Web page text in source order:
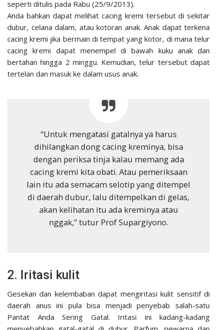
seperti ditulis pada Rabu (25/9/2013).
Anda bahkan dapat melihat cacing kremi tersebut di sekitar
dubur, celana dalam, atau kotoran anak. Anak dapat terkena
cacing kremi jika bermain di tempat yang kotor, di mana telur
cacing kremi dapat menempel di bawah kuku anak dan
bertahan hingga 2 minggu. Kemudian, telur tersebut dapat
tertelan dan masuk ke dalam usus anak.
“Untuk mengatasi gatalnya ya harus
dihilangkan dong cacing kreminya, bisa
dengan periksa tinja kalau memang ada
cacing kremi kita obati. Atau pemeriksaan
lain itu ada semacam selotip yang ditempel
di daerah dubur, lalu ditempelkan di gelas,
akan kelihatan itu ada kreminya atau
nggak,” tutur Prof Supargiyono.
2. Iritasi kulit
Gesekan dan kelembaban dapat mengiritasi kulit sensitif di
daerah anus ini pula bisa menjadi penyebab salah-satu
Pantat Anda Sering Gatal. Iritasi ini kadang-kadang